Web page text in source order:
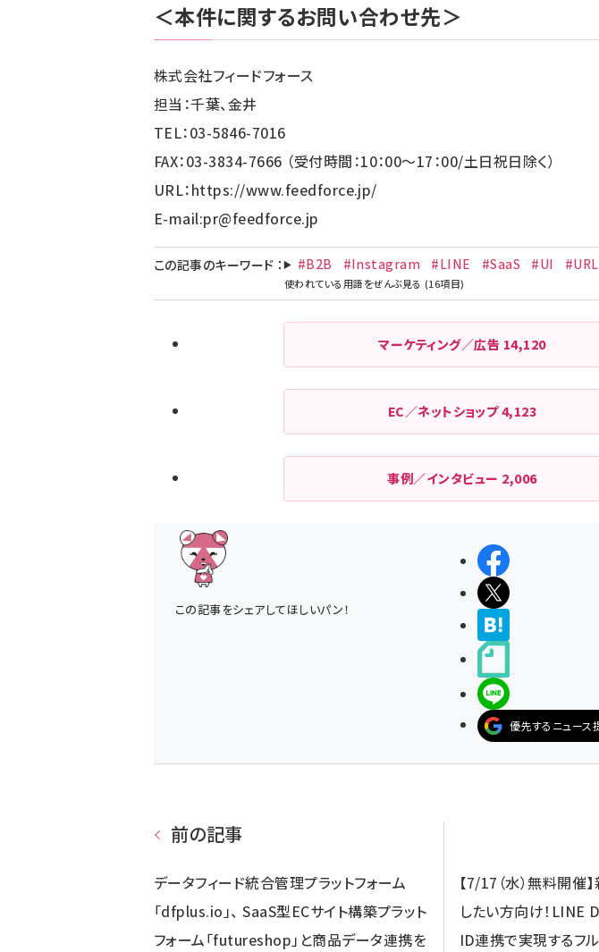
＜本件に関するお問い合わせ先＞
株式会社フィードフォース
担当：千葉、金井
TEL：03-5846-7016
FAX：03-3834-7666 （受付時間：10：00～17：00/土日祝日除く）
URL：https://www.feedforce.jp/
E-mail:pr@feedforce.jp
この記事のキーワード ： #B2B #Instagram #LINE #SaaS #UI #URL
マーケティング／広告 14,120
EC／ネットショップ4,123
事例／インタビュー 2,006
この記事をシェアしてほしいパン！
シェアする
ポストする
LINEで送る
優先するニュー
前の記事
データフィード統合管理プラットフォーム
「dfplus.io」、 SaaS型ECサイト構築プラット
フォーム「futureshop」と商品データ連携を
【7/17（水）無料開催
したい方向け！
ID連携で実現するフ